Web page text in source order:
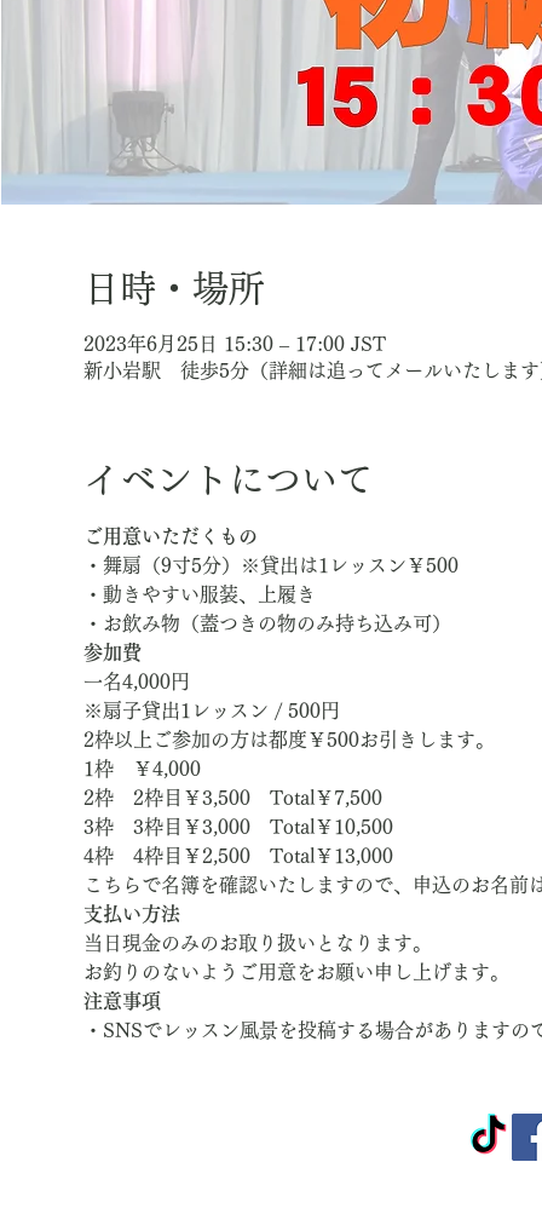
日時・場所
2023年6月25日 15:30 – 17:00 JST
新小岩駅 徒歩5分（詳細は追ってメールいたしま
イベントについて
ご用意いただくもの
・舞扇（9寸5分）※貸出は1レッスン￥500
・動きやすい服装、上履き
・お飲み物（蓋つきの物のみ持ち込み可）
参加費
一名4,000円
※扇子貸出1レッスン / 500円
2枠以上ご参加の方は都度￥500お引きします。
1枠　￥4,000
2枠　2枠目￥3,500　Total￥7,500
3枠　3枠目￥3,000　Total￥10,500
4枠　4枠目￥2,500　Total￥13,000
こちらで名簿を確認いたしますので、申込のお名前
支払い方法
当日現金のみのお取り扱いとなります。
お釣りのないようご用意をお願い申し上げます。
注意事項
・SNSでレッスン風景を投稿する場合があります